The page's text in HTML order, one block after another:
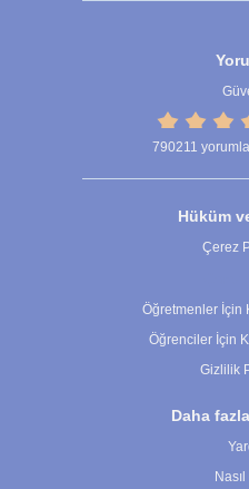
790211
Hüküm
Çerez
Öğretmenler İçin
Öğrenciler İçin
Gizlilik
Daha
Nasıl